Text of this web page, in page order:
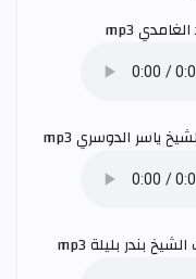
mp3
ياسر الدوسريmp3
بندر بليلة